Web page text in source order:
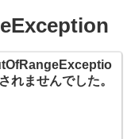
れませんでした。